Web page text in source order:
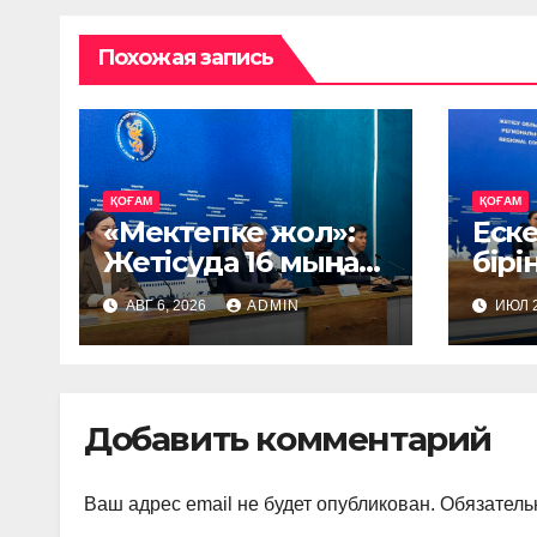
Похожая запись
ҚОҒАМ
«Мектепке жол»:
Жетісуда 16 мыңнан
астам балаға
көмек көрсетіледі
АВГ 6, 2026 ADMIN
ҚОҒАМ
ИЮЛ
Добавить комментарий
Ваш адрес email не будет опубликован.